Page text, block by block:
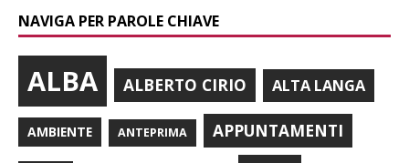
NAVIGA PER PAROLE CHIAVE
ALBA ALBERTO CIRIO ALTA LANGA
AMBIENTE ANTEPRIMA APPUNTAMENTI